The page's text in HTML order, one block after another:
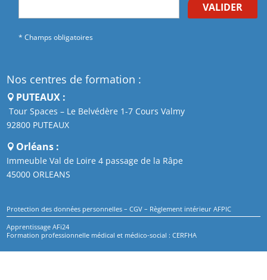
VALIDER
* Champs obligatoires
Nos centres de formation :
PUTEAUX :
Tour Spaces – Le Belvédère 1-7 Cours Valmy
92800 PUTEAUX
Orléans :
Immeuble Val de Loire 4 passage de la Râpe
45000 ORLEANS
Protection des données personnelles –CGV – Règlement intérieur AFPIC
Apprentissage AFi24
Formation professionnelle médical et médico-social : CERFHA